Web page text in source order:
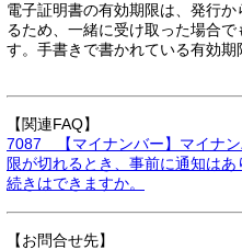
電子証明書の有効期限は、発行
るため、一緒に受け取った場合
す。手書きで書かれている有効期
【関連FAQ】
7087 【マイナンバー】マイナ
限が切れるとき、事前に通知は
続きはできますか。
【お問合せ先】